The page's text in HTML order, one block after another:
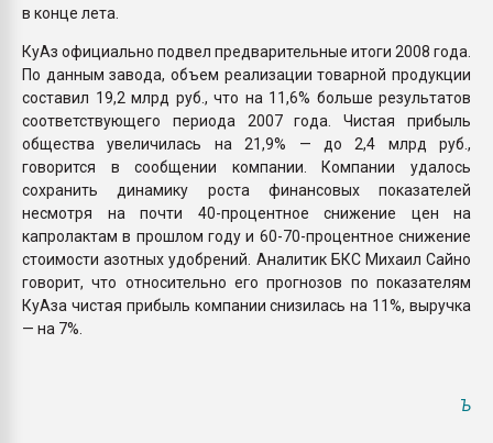
в конце лета.
КуАз официально подвел предварительные итоги 2008 года.
По данным завода, объем реализации товарной продукции
составил 19,2 млрд руб., что на 11,6% больше результатов
соответствующего периода 2007 года. Чистая прибыль
общества увеличилась на 21,9% — до 2,4 млрд руб.,
говорится в сообщении компании. Компании удалось
сохранить динамику роста финансовых показателей
несмотря на почти 40-процентное снижение цен на
капролактам в прошлом году и 60-70-процентное снижение
стоимости азотных удобрений. Аналитик БКС Михаил Сайно
говорит, что относительно его прогнозов по показателям
КуАза чистая прибыль компании снизилась на 11%, выручка
— на 7%.
Ъ